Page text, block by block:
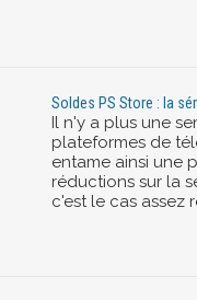
Soldes PS Store : la
Il n'y a plus une
plateformes de
entame ainsi une
réductions sur la
c'est le cas assez